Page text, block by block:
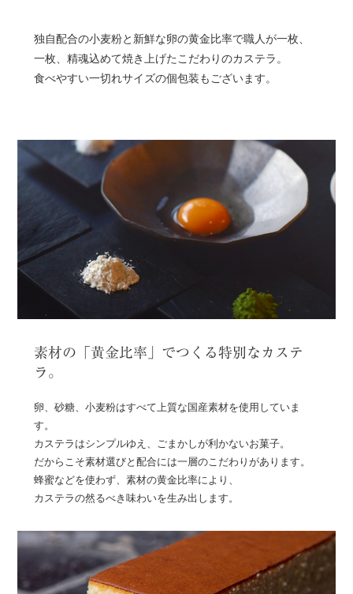
独自配合の小麦粉と新鮮な卵の黄金比率で職人が一枚、
一枚、精魂込めて焼き上げたこだわりのカステラ。
食べやすい一切れサイズの個包装もございます。
素材の「黄金比率」でつくる特別なカステ
ラ。
卵、砂糖、小麦粉はすべて上質な国産素材を使用していま
す。
カステラはシンプルゆえ、ごまかしが利かないお菓子。
だからこそ素材選びと配合には一層のこだわりがあります。
蜂蜜などを使わず、素材の黄金比率により、
カステラの然るべき味わいを生み出します。